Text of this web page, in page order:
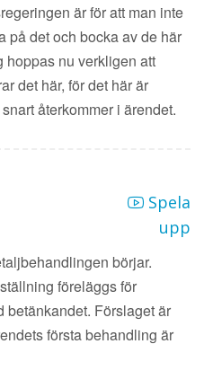
är för att man inte
på det och bocka av de här
hoppas nu verkligen att
det här, för det här är
återkommer i ärendet.
Spela
upp
börjar.
föreläggs för
betänkandet. Förslaget är
första behandling är